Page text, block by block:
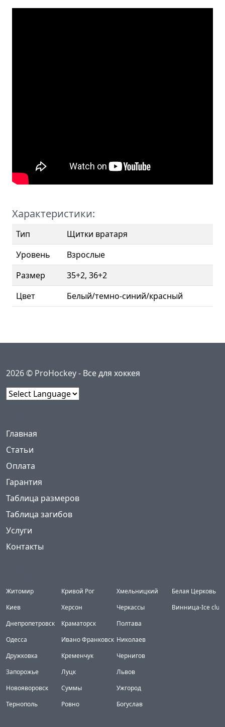
Характеристики:
Тип
Щитки вратаря
Уровень
Взрослые
Размер
35+2, 36+2
Цвет
Белый/темно-синий/красный
2026 © ProHockey - Все для хоккея
Главная
Статьи
Оплата
Гарантия
Таблица размеров
Таблица загибов
Услуги
Контакты
Житомир
Киев
Днепропетровск
Одесса
Дружковка
Запорожье
Новояворовск
Тернополь
Кривой Рог
Херсон
Краматорск
Ивано Франковск
Кременчук
Луцк
Суммы
Ровно
Хмельницкий
Черкассы
Полтава
Николаев
Чернигов
Львов
Ужгород
Богуслав
Белая Церковь
Винница-Ice club